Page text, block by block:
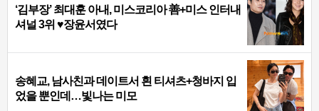
‘김부장’ 최대훈 아내, 미스코리아 善+미스 인터내
셔널 3위 ♥장윤서였다
송혜교, 남사친과 데이트서 흰 티셔츠+청바지 입
었을 뿐인데…빛나는 미모